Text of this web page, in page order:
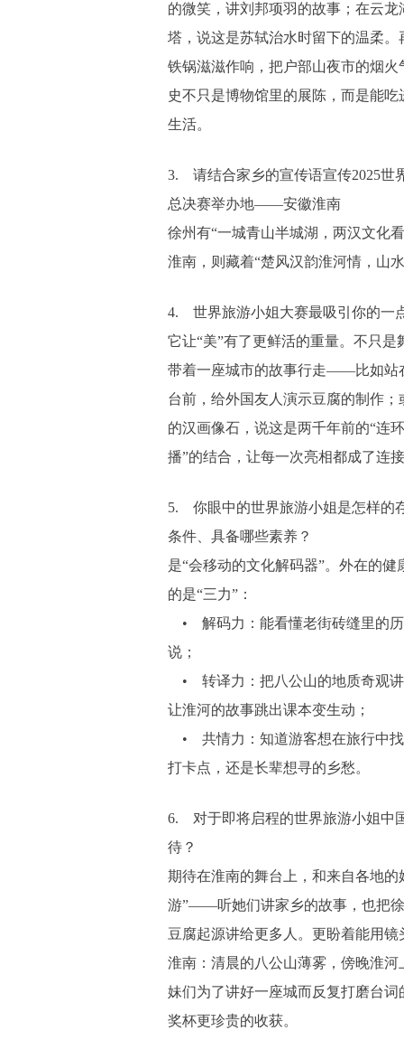
的微笑，讲刘邦项羽的故事；在云
塔，说这是苏轼治水时留下的温柔
铁锅滋滋作响，把户部山夜市的烟
史不只是博物馆里的展陈，而是能
生活。
3. 请结合家乡的宣传语宣传2025世
总决赛举办地——安徽淮南
徐州有“一城青山半城湖，两汉文化
淮南，则藏着“楚风汉韵淮河情，山
4. 世界旅游小姐大赛最吸引你的一
它让“美”有了更鲜活的重量。不只是
带着一座城市的故事行走——比如站
台前，给外国友人演示豆腐的制作
的汉画像石，说这是两千年前的“连
播”的结合，让每一次亮相都成了连
5. 你眼中的世界旅游小姐是怎样的
条件、具备哪些素养？
是“会移动的文化解码器”。外在的
的是“三力”：
• 解码力：能看懂老街砖缝里的
说；
• 转译力：把八公山的地质奇观讲
让淮河的故事跳出课本变生动；
• 共情力：知道游客想在旅行中
打卡点，还是长辈想寻的乡愁。
6. 对于即将启程的世界旅游小姐中
待？
期待在淮南的舞台上，和来自各地的
游”——听她们讲家乡的故事，也把
豆腐起源讲给更多人。更盼着能用
淮南：清晨的八公山薄雾，傍晚淮
妹们为了讲好一座城而反复打磨台
奖杯更珍贵的收获。